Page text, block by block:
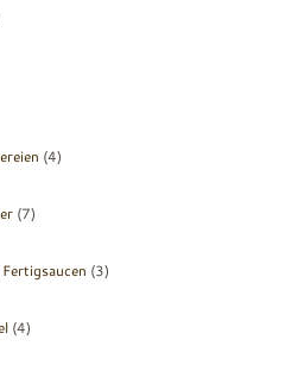
(4)
(7)
(3)
(4)